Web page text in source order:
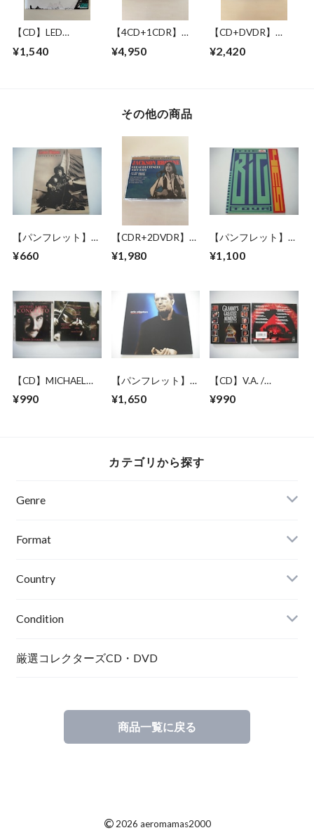
【CD】LED
ZEPPELIN
¥1,540
【4CD+1CDR】
RAVING LUNATICS
¥4,950
【CD+DVDR】
COLLECTION
¥2,420
その他の商品
【パンフレット】
GARY MOORE /
AFTER THE WAR
¥660
【CDR+2DVDR】
JACKSON BROWNE
/ GREAT
¥1,980
【パンフレット】
YES / 1988 JAPAN
TOUR
¥1,100
【CD】MICHAEL
KAMEN /
CONCERTO FOR
¥990
【パンフレット】
ERIC CLAPTON /
1999 JAPAN TOUR
¥1,650
【CD】V.A. /
GRAMMY'S
GREATEST
¥990
カテゴリから探す
Genre
Format
Country
Condition
厳選コレクターズCD・DVD
商品一覧に戻る
© 2026 aeromamas2000